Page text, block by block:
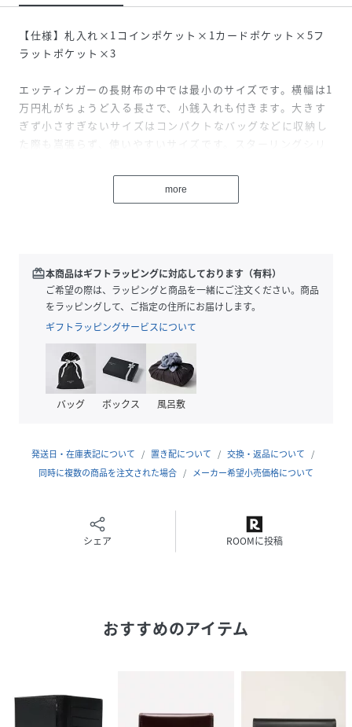
【仕様】札入れ×1コインポケット×1カードポケット×5フ
ラットポケット×3
エッティンガーの長財布の中では最小のサイズです。横幅は1
万円札がちょうど入る長さで、小銭入れも付きます。大きす
ぎず小さすぎないサイズはコンパクトなバッグなどに収納し
た際も嵩張らず、使いやすいサイズです。スターリングシリ
ラーをイメージした全4色。その中でも、英国王室のテーマ
カラーのパープルは、ロイヤルコレクションと呼ばれ人気の
原産国 イギリス
素材 牛革（カーフレザー）
ONE
品番
RF8817_L0653ST2112
( L0653ST2112-01-ON RF8817
more
redeem本商品はギフトラッピングに対応しております（有料）
ご希望の際は、ラッピングと商品を一緒にご注文ください。商品
をラッピングして、ご指定の住所にお届けします。
ギフトラッピングサービスについて
バッグ ボックス 風呂敷
発送日・在庫表記について 置き配について
交換・返品について
同時に複数の商品を注文された場合
メーカー希望小売価格について
シェア ROOMに投稿
おすすめのアイテム